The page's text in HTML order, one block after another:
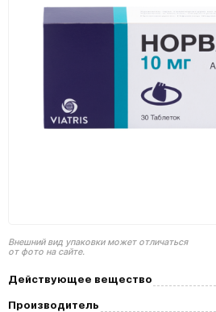
Внешний вид упаковки может отличаться
от фото на сайте.
Действующее вещество
Производитель